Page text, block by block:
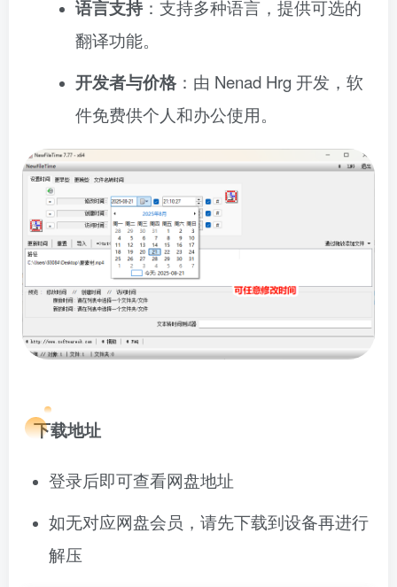
语言支持 ：支持多种语言，提供可选的
翻译功能。
开发者与价格 ：由 Nenad Hrg 开发，软
件免费供个人和办公使用。
下载地址
登录后即可查看网盘地址
如无对应网盘会员，请先下载到设备再进行
解压